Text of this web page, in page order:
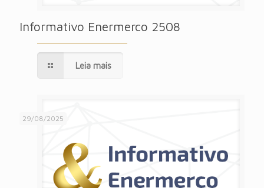
Informativo Enermerco 2508
Leia mais
29/08/2025